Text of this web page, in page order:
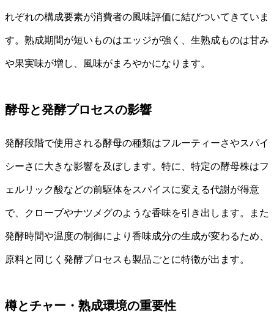
れぞれの構成要素が消費者の風味評価に結びついてきていま
す。熟成期間が短いものはエッジが強く、生熟成ものは甘み
や果実味が増し、風味がまろやかになります。
酵母と発酵プロセスの影響
発酵段階で使用される酵母の種類はフルーティーさやスパイ
シーさに大きな影響を及ぼします。特に、特定の酵母株はフ
ェルリック酸などの前駆体をスパイスに変える代謝が得意
で、クローブやナツメグのような香味を引き出します。また
発酵時間や温度の制御により香味成分の生成が変わるため、
原料と同じく発酵プロセスも製品ごとに特徴が出ます。
樽とチャー・熟成環境の重要性